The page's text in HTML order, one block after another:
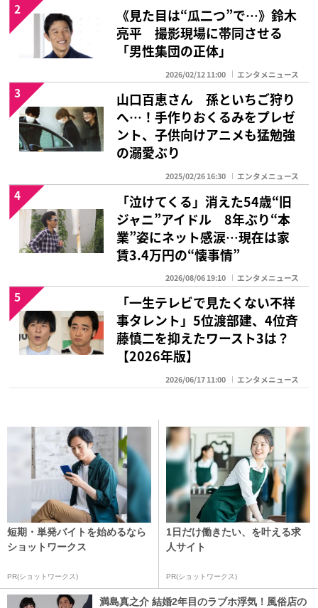
《見た目は“瓜二つ”で…》鈴木
亮平 撮影現場に帯同させる
「男性集団の正体」
2026/02/12 11:00 エンタメニュース
2
山口百恵さん 孫といちご狩り
へ…！手作りおくるみをプレゼ
ント、子供向けアニメも猛勉強
の溺愛ぶり
2025/02/26 16:30 エンタメニュース
3
「泣けてくる」消えた54歳“旧
ジャニ”アイドル 8年ぶり“本
業”姿にネット感涙…現在は家
賃3.4万円の“懐事情”
2026/08/06 19:10 エンタメニュース
4
「一生テレビで見たくない不祥
事タレント」5位渡部建、4位斉
藤慎二を抑えたワースト3は？
【2026年版】
2026/06/17 11:00 エンタメニュース
5
短期・単発バイトを始めるなら
ショットワークス
PR(ショットワークス)
1日だけ働きたい、を叶える求
人サイト
PR(ショットワークス)
満島真之介 結婚2年目のラブホ浮気！風俗店の